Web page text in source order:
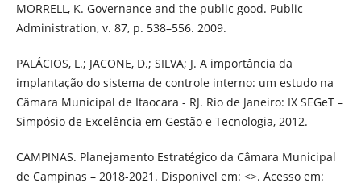
MORRELL, K. Governance and the public good. Public
Administration, v. 87, p. 538–556. 2009.
PALÁCIOS, L.; JACONE, D.; SILVA; J. A importância da
implantação do sistema de controle interno: um estudo na
Câmara Municipal de Itaocara - RJ. Rio de Janeiro: IX SEGeT –
Simpósio de Excelência em Gestão e Tecnologia, 2012.
CAMPINAS. Planejamento Estratégico da Câmara Municipal
de Campinas – 2018-2021. Disponível em: <>. Acesso em: